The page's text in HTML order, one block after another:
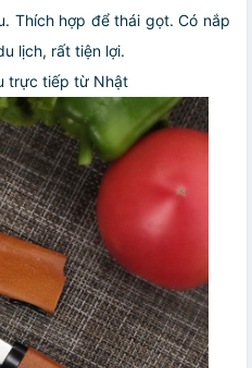
Thích hợp để thái gọt. Có nắp
lịch, rất tiện lợi.
trực tiếp từ Nhật